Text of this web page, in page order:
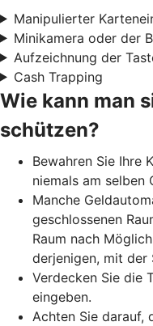
Manipulierter
Minikamera oder der
Aufzeichnung der
Cash Trapping
Wie kann man
schützen?
Bewahren Sie Ihre
niemals am selben
Manche
geschlossenen
Raum nach
derjenigen, mit der
Verdecken Sie die
eingeben.
Achten Sie darauf,